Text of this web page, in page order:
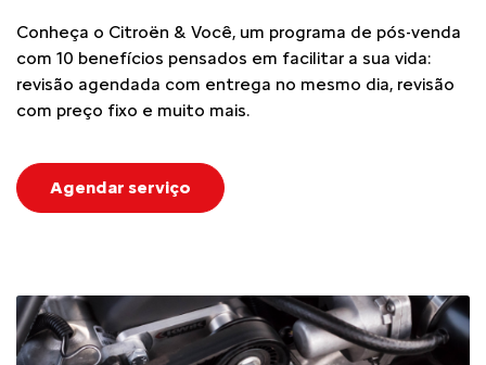
Conheça o Citroën & Você, um programa de pós-venda
com 10 benefícios pensados em facilitar a sua vida:
revisão agendada com entrega no mesmo dia, revisão
com preço fixo e muito mais.
Agendar serviço